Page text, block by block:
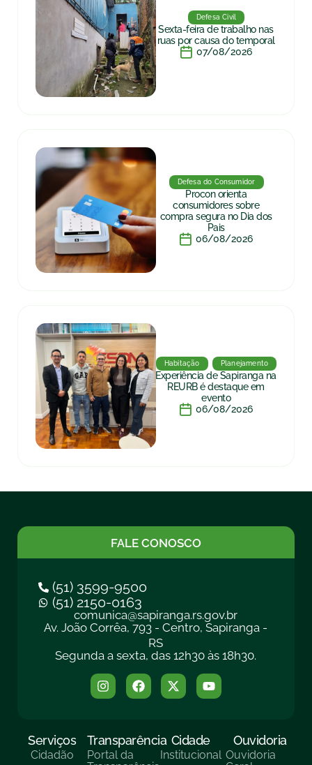
Defesa Civil
Sexta-feira de trabalho nas
ruas por causa do temporal
07/08/2026
Defesa do Consumidor
Procon orienta
consumidores sobre
compra segura no Dia dos
Pais
06/08/2026
Habitação Planejamento
Experiência de Sapiranga na
REURB é destaque em
evento
06/08/2026
FALE CONOSCO
(51) 3599-9500
(51) 2150-0163
comunica@sapiranga.rs.gov.br
Av. João Corrêa, 793 - Centro, Sapiranga -
RS
Segunda a sexta, das 12h30 às 18h30.
Serviços
Cidadão
Transparência
Portal da
Cidade
Institucional
Ouvidoria
Ouvidoria